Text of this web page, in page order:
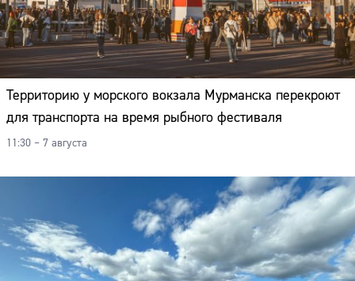
Территорию у морского вокзала Мурманска перекроют
для транспорта на время рыбного фестиваля
11:30 – 7 августа